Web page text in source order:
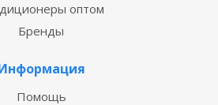
оптом
Бренды
Помощь